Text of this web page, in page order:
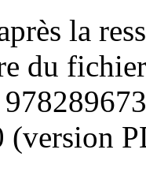
la
du
(version